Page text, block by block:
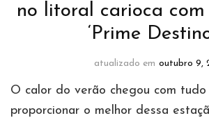
no litoral carioca
‘Prime
atualizado em outubro 9,
O calor do verão chegou com
proporcionar o melhor dessa